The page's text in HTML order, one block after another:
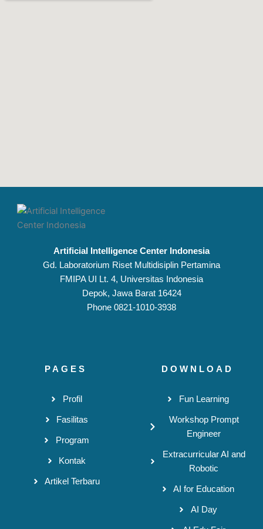
Artificial Intelligence Center Indonesia
Gd. Laboratorium Riset Multidisiplin Pertamina
FMIPA UI Lt. 4, Universitas Indonesia
Depok, Jawa Barat 16424
Phone 0821-1010-3938
PAGES
Profil
Fasilitas
Program
Kontak
Artikel Terbaru
DOWNLOAD
Fun Learning
Workshop Prompt
Engineer
Extracurricular AI and
Robotic
AI for Education
AI Day